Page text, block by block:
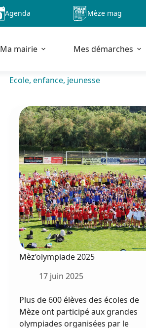
Agenda Mèze mag
Ma mairie Mes démarches
Ecole, enfance, jeunesse
Mèz’olympiade 2025
17 juin 2025
Plus de 600 élèves des écoles de
Mèze ont participé aux grandes
olympiades organisées par le